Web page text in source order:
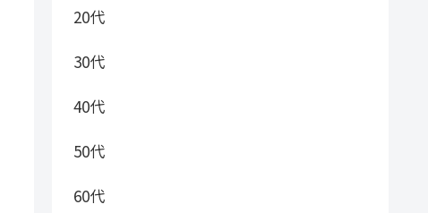
20代
30代
40代
50代
60代